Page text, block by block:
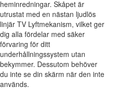
heminredningar. Skåpet är
utrustat med en nästan ljudlös
linjär TV Lyftmekanism, vilket ger
dig alla fördelar med säker
förvaring för ditt
underhållningssystem utan
bekymmer. Dessutom behöver
du inte se din skärm när den inte
används.